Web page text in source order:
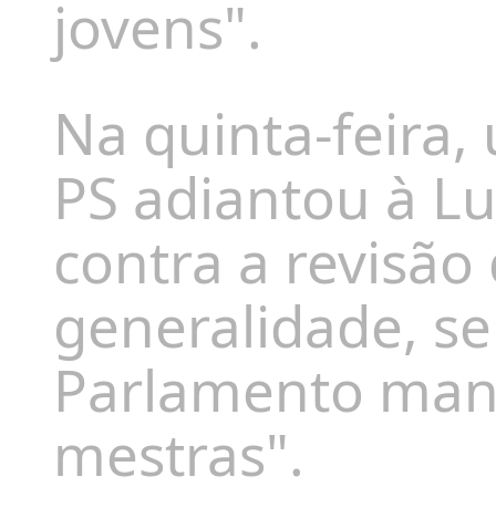
jovens".
Na quinta-
PS adiantou à
contra a
generalidade,
Parlamento
mestras".